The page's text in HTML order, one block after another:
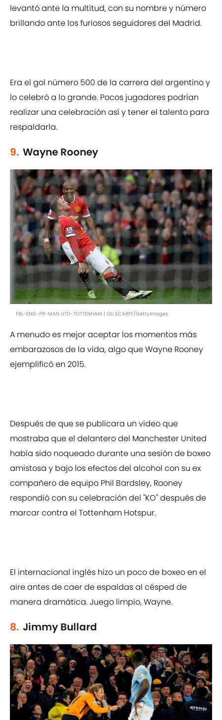
levantó ante la multitud, con su nombre y número
brillando ante los furiosos seguidores del Madrid.
Era el gol número 500 de la carrera del argentino y
lo celebró a lo grande. Pocos jugadores podrían
realizar una celebración así y tener el talento para
respaldarla.
9. Wayne Rooney
FBL-ENG-PR-MAN UTD-TOTTENHAM | OLI SCARFF/GettyImages
A menudo es mejor aceptar los momentos más
embarazosos de la vida, algo que Wayne Rooney
ejemplificó en 2015.
Después de que se publicara un video que
mostraba que el delantero del Manchester United
había sido noqueado durante una sesión de boxeo
amistosa y bajo los efectos del alcohol con su ex
compañero de equipo Phil Bardsley, Rooney
respondió con su celebración del "KO" después de
marcar contra el Tottenham Hotspur.
El internacional inglés hizo un poco de boxeo en el
aire antes de caer de espaldas al césped de
manera dramática. Juego limpio, Wayne.
8. Jimmy Bullard